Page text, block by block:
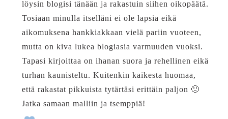
löysin blogisi tänään ja rakastuin siihen oikopäätä.
Tosiaan minulla itselläni ei ole lapsia eikä
aikomuksena hankkiakkaan vielä pariin vuoteen,
mutta on kiva lukea blogiasia varmuuden vuoksi.
Tapasi kirjoittaa on ihanan suora ja rehellinen eikä
turhan kaunisteltu. Kuitenkin kaikesta huomaa,
että rakastat pikkuista tytärtäsi erittäin paljon 🙂
Jatka samaan malliin ja tsemppiä!